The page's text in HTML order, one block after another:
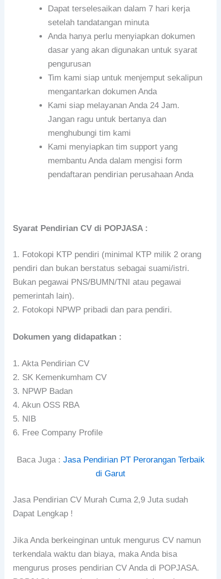
Dapat terselesaikan dalam 7 hari kerja
setelah tandatangan minuta
Anda hanya perlu menyiapkan dokumen
dasar yang akan digunakan untuk syarat
pengurusan
Tim kami siap untuk menjemput sekalipun
mengantarkan dokumen Anda
Kami siap melayanan Anda 24 Jam.
Jangan ragu untuk bertanya dan
menghubungi tim kami
Kami menyiapkan tim support yang
membantu Anda dalam mengisi form
pendaftaran pendirian perusahaan Anda
Syarat Pendirian CV di POPJASA :
1. Fotokopi KTP pendiri (minimal KTP milik 2 orang
pendiri dan bukan berstatus sebagai suami/istri.
Bukan pegawai PNS/BUMN/TNI atau pegawai
pemerintah lain).
2. Fotokopi NPWP pribadi dan para pendiri.
Dokumen yang didapatkan :
1. Akta Pendirian CV
2. SK Kemenkumham CV
3. NPWP Badan
4. Akun OSS RBA
5. NIB
6. Free Company Profile
Baca Juga : Jasa Pendirian PT Perorangan Terbaik
di Garut
Jasa Pendirian CV Murah Cuma 2,9 Juta sudah
Dapat Lengkap !
Jika Anda berkeinginan untuk mengurus CV namun
terkendala waktu dan biaya, maka Anda bisa
mengurus proses pendirian CV Anda di POPJASA.